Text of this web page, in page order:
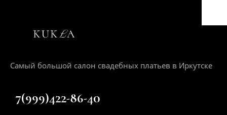
Самый большой салон свадебных платьев в Иркутске
+7(999)422-86-40